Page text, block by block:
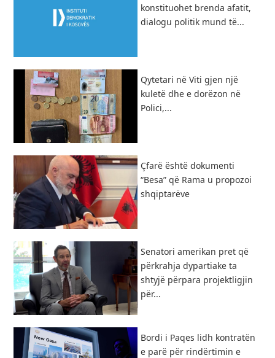
konstituohet brenda afatit,
dialogu politik mund të...
Qytetari në Viti gjen një
kuletë dhe e dorëzon në
Polici,...
Çfarë është dokumenti
“Besa” që Rama u propozoi
shqiptarëve
Senatori amerikan pret që
përkrahja dypartiake ta
shtyjë përpara projektligjin
për...
Bordi i Paqes lidh kontratën
e parë për rindërtimin e